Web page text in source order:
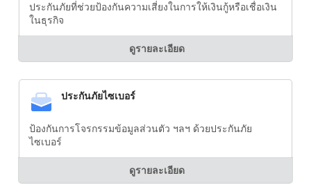
ประกันภัยที่ช่วยป้องกันความเสี่ยงในการให้เงินกู้หรือเชื่อเงิน
ในธุรกิจ
ดูรายละเอียด
ประกันภัยไซเบอร์
ป้องกันการโจรกรรมข้อมูลส่วนตัว ฯลฯ ด้วยประกันภัย
ไซเบอร์
ดูรายละเอียด